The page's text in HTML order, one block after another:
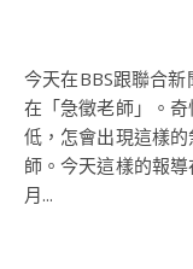
今天在BBS跟聯合新聞網看到了這篇報導，說明現在全台灣都
在「急徵老師」。
低，怎會出現這樣
師。今天這樣的報
月...